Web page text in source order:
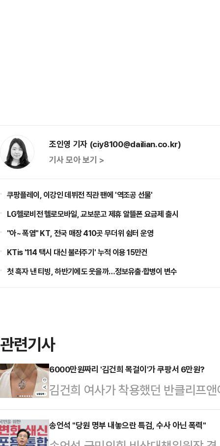
조인영 기자 (ciy8100@dailian.co.kr)
기사 모아 보기 >
쿠팡플레이, 이강인 데뷔전 직관 팬에 '역조공 선물'
LG헬로비전 헬로모바일, 교보문고 제휴 알뜰폰 요금제 출시
"아~ 폭염" KT, 전국 매장 410곳 무더위 쉼터 운영
KTis '114 택시 대신 불러주기' 누적 이용 15만건
첫 흑자 낸 티빙, 하반기에도 웃을까…정보유출·합병이 변수
관련기사
6000만원짜리 '김건희 목걸이'가 쿠팡서 6만원?
김건희 여사가 착용했던 반클리프
팡에서 저렴한 가격에 판매돼 화제
'김건희 목걸이 세일' 등의 문구로
송언석 "당원 명부 내놓으란 특검, 수사 아닌 폭력"